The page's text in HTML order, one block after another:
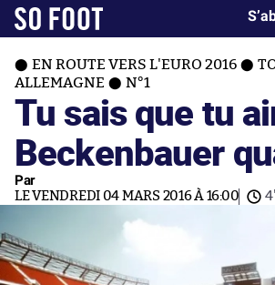
EN ROUTE VERS L'EURO 2016
ALLEMAGNE
N°1
Tu sais que tu
Beckenbauer
Par
LE VENDREDI 04 MARS 2016 À 16:00 4'